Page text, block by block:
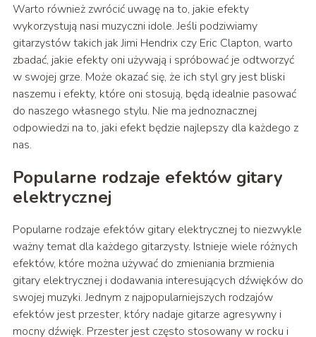
Warto również zwrócić uwagę na to, jakie efekty
wykorzystują nasi muzyczni idole. Jeśli podziwiamy
gitarzystów takich jak Jimi Hendrix czy Eric Clapton, warto
zbadać, jakie efekty oni używają i spróbować je odtworzyć
w swojej grze. Może okazać się, że ich styl gry jest bliski
naszemu i efekty, które oni stosują, będą idealnie pasować
do naszego własnego stylu. Nie ma jednoznacznej
odpowiedzi na to, jaki efekt będzie najlepszy dla każdego z
nas.
Popularne rodzaje efektów gitary
elektrycznej
Popularne rodzaje efektów gitary elektrycznej to niezwykle
ważny temat dla każdego gitarzysty. Istnieje wiele różnych
efektów, które można używać do zmieniania brzmienia
gitary elektrycznej i dodawania interesujących dźwięków do
swojej muzyki. Jednym z najpopularniejszych rodzajów
efektów jest przester, który nadaje gitarze agresywny i
mocny dźwięk. Przester jest często stosowany w rocku i